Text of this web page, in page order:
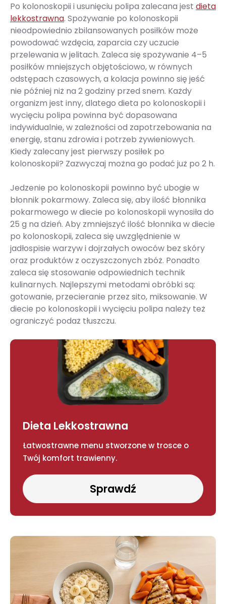
Po kolonoskopii i usunięciu polipa zalecana jest dieta
lekkostrawna. Spożywanie po kolonoskopii
nieodpowiednio zbilansowanych posiłków może
powodować wzdęcia, zaparcia czy uczucie
przelewania w jelitach. Zaleca się spożywanie 4–5
posiłków mniejszych objętościowo, w równych
odstępach czasowych, a kolacja powinno się jeść
nie później niż na 2 godziny przed snem. Każdy
organizm jest inny, dlatego dieta po kolonoskopii i
wycięciu polipa powinna być dopasowana
indywidualnie, w zależności od zapotrzebowania na
energię, stanu zdrowia i potrzeb żywieniowych.
Kiedy zalecany jest pierwszy posiłek po
kolonoskopii? Zazwyczaj można go podać już po 2 h.
Jedzenie po kolonoskopii powinno być ubogie w
błonnik pokarmowy. Zaleca się, aby ilość błonnika
pokarmowego w diecie po kolonoskopii wynosiła do
25 g na dzień. Aby zmniejszyć ilość błonnika w diecie
po kolonoskopii, zaleca się uwzględnienie w
jadłospisie warzyw i dojrzałych owoców bez skóry
oraz produktów z oczyszczonych zbóż. Ponadto
zaleca się stosowanie odpowiednich technik
kulinarnych. Najlepszymi metodami obróbki są:
gotowanie, przecieranie przez sito, miksowanie. W
diecie po kolonoskopii i wycięciu polipa należy też
ograniczyć podaż tłuszczu.
Dieta Lekkostrawna
Łatwostrawne menu stworzone w trosce o
Twój komfort trawienny.
Sprawdź